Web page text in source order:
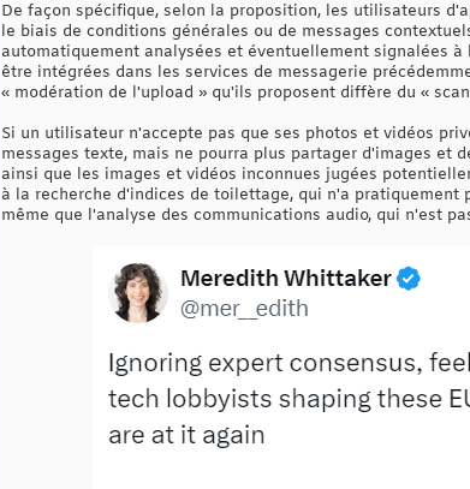
De façon spécifique, selon la proposition, les utilisateurs
le biais de conditions générales ou de messages
automatiquement analysées et éventuellement signalées
être intégrées dans les services de messagerie
« modération de l'upload » qu'ils proposent diffère du «
Si un utilisateur n'accepte pas que ses photos et vidéos
messages texte, mais ne pourra plus partager d'images et
ainsi que les images et vidéos inconnues jugées
à la recherche d'indices de toilettage, qui n'a
même que l'analyse des communications audio, qui n'est